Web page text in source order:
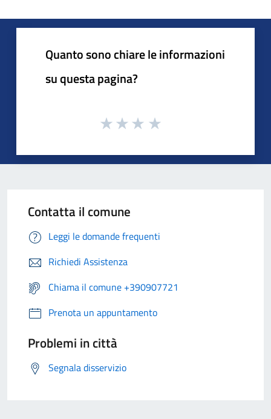
Quanto sono chiare le informazioni
su questa pagina?
Contatta il comune
Leggi le domande frequenti
Richiedi Assistenza
Chiama il comune +390907721
Prenota un appuntamento
Problemi in città
Segnala disservizio